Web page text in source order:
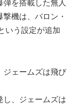
を搭載した無人
機は、バロン・
いう設定が追加
ジェームズは飛び
し、ジェームズは